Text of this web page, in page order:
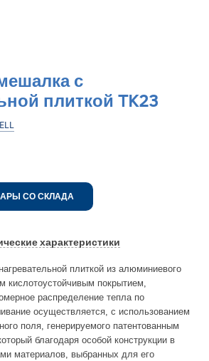
с
плиткой TK23
СО СКЛАДА
характеристики
плиткой из алюминиевого
кислотоустойчивым покрытием,
распределение тепла по
осуществляется, с использованием
поля, генерируемого патентованным
благодаря особой конструкции в
материалов, выбранных для его